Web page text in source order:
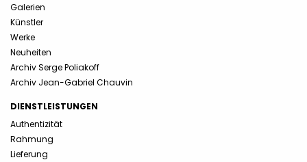
Galerien
Künstler
Werke
Neuheiten
Archiv Serge Poliakoff
Archiv Jean-Gabriel Chauvin
DIENSTLEISTUNGEN
Authentizität
Rahmung
Lieferung